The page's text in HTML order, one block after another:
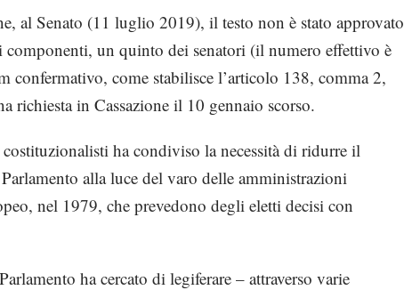
al Senato (11 luglio 2019), il testo non è stato approvato
componenti, un quinto dei senatori (il numero effettivo è
confermativo, come stabilisce l’articolo 138, comma 2,
richiesta in Cassazione il 10 gennaio scorso.
ha condiviso la necessità di ridurre il
alla luce del varo delle amministrazioni
nel 1979, che prevedono degli eletti decisi con
ha cercato di legiferare – attraverso varie